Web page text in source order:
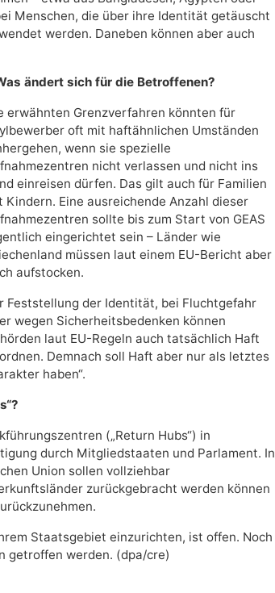
Menschen, die über ihre Identität getäuscht
werden. Daneben können aber auch
ändert sich für die Betroffenen?
erwähnten Grenzverfahren könnten für
oft mit haftähnlichen Umständen
wenn sie spezielle
nicht verlassen und nicht ins
einreisen dürfen. Das gilt auch für Familien
Kindern. Eine ausreichende Anzahl dieser
sollte bis zum Start von GEAS
eingerichtet sein – Länder wie
müssen laut einem EU-Bericht aber
aufstocken.
Feststellung der Identität, bei Fluchtgefahr
wegen Sicherheitsbedenken können
laut EU-Regeln auch tatsächlich Haft
Demnach soll Haft aber nur als letztes
haben“.
(„Return Hubs“) in
durch Mitgliedstaaten und Parlament. In
Union sollen vollziehbar
zurückgebracht werden können
Staatsgebiet einzurichten, ist offen. Noch
getroffen werden. (dpa/cre)